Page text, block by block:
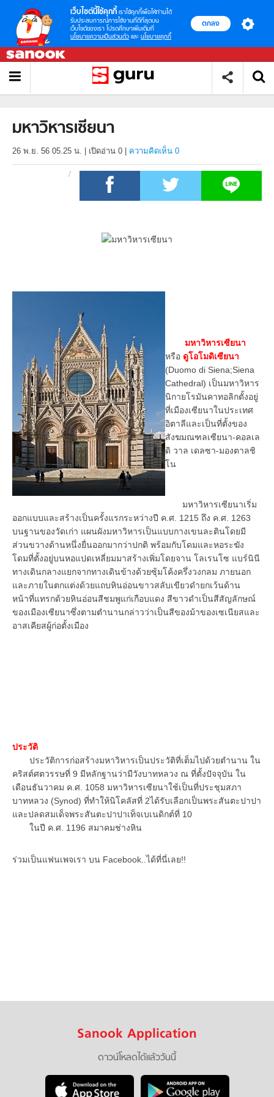
เว็บไซต์นี้ใช้คุกกี้ เราใช้คุกกี้เพื่อให้ท่านได้
รับประสบการณ์การใช้งานที่ดีที่สุดบน
เว็บไซต์ของเรา โปรดศึกษาเพิ่มเติมที่
นโยบายความเป็นส่วนตัว และ นโยบายคุกกี้
ตกลง
มหาวิหารเซียนา
26 พ.ย. 56 05.25 น. เปิดอ่าน 0 ความคิดเห็น 0
มหาวิหารเซียนา
หรือ ดูโอโมดิเซียนา
(Duomo di Siena;Siena
Cathedral) เป็นมหาวิหาร
นิกายโรมันคาทอลิกตั้งอยู่
ที่เมืองเซียนาในประเทศ
อิตาลีและเป็นที่ตั้งของ
สังฆมณฑลเซียนา-คอลเล
ดิ วาล เดลซา-มองตาลชิ
โน
มหาวิหารเซียนาเริ่ม
ออกแบบและสร้างเป็นครั้งแรกระหว่างปี ค.ศ. 1215 ถึง ค.ศ. 1263
บนฐานของวัดเก่า แผนผังมหาวิหารเป็นแบบกางเขนละตินโดยมี
ส่วนขวางด้านหนึ่งยื่นออกมากว่าปกติ พร้อมกับโดมและหอระฆัง
โดมที่ตั้งอยู่บนหอแปดเหลี่ยมมาสร้างเพิ่มโดยจาน โลเรนโซ แบร์นินี
ทางเดินกลางแยกจากทางเดินข้างด้วยซุ้มโค้งครึ่งวงกลม ภายนอก
และภายในตกแต่งด้วยแถบหินอ่อนขาวสลับเขียวดำยกเว้นด้าน
หน้าที่แทรกด้วยหินอ่อนสีชมพูแก่เกือบแดง สีขาวดำเป็นสีสัญลักษณ์
ของเมืองเซียนาซึ่งตามตำนานกล่าวว่าเป็นสีของม้าของเซเนียสและ
อาสเคียสผู้ก่อตั้งเมือง
ประวัติ
ประวัติการก่อสร้างมหาวิหารเป็นประวัติที่เต็มไปด้วยตำนาน ใน
คริสต์ศตวรรษที่ 9 มีหลักฐานว่ามีวังบาทหลวง ณ ที่ตั้งปัจจุบัน ใน
เดือนธันวาคม ค.ศ. 1058 มหาวิหารเซียนาใช้เป็นที่ประชุมสภา
บาทหลวง (Synod) ที่ทำให้นิโคลัสที่ 2ได้รับเลือกเป็นพระสันตะปาปา
และปลดสมเด็จพระสันตะปาปาเท็จเบเนดิกต์ที่ 10
ในปี ค.ศ. 1196 สมาคมช่างหิน
ร่วมเป็นแฟนเพจเรา บน Facebook..ได้ที่นี่เลย!!
Sanook Application
ดาวน์โหลดได้แล้ววันนี้